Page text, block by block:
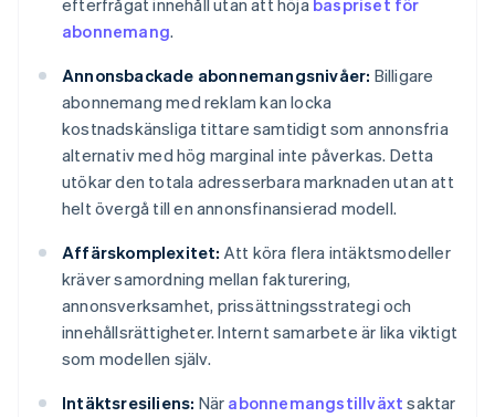
efterfrågat innehåll utan att höja baspriset för
abonnemang.
Annonsbackade abonnemangsnivåer: Billigare
abonnemang med reklam kan locka
kostnadskänsliga tittare samtidigt som annonsfria
alternativ med hög marginal inte påverkas. Detta
utökar den totala adresserbara marknaden utan att
helt övergå till en annonsfinansierad modell.
Affärskomplexitet: Att köra flera intäktsmodeller
kräver samordning mellan fakturering,
annonsverksamhet, prissättningsstrategi och
innehållsrättigheter. Internt samarbete är lika viktigt
som modellen själv.
Intäktsresiliens: När abonnemangstillväxt saktar